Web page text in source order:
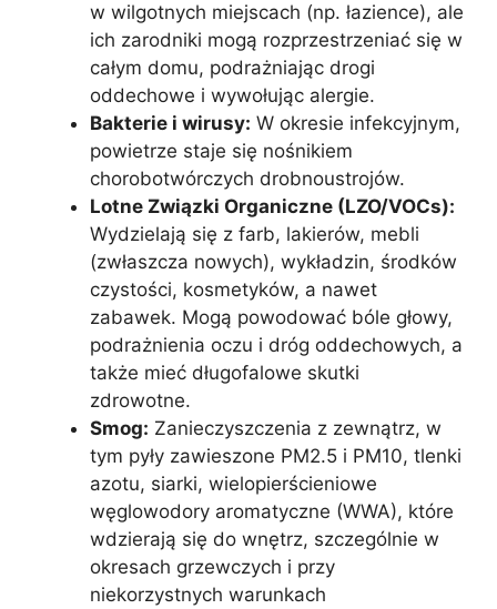
w wilgotnych miejscach (np. łazience), ale
ich zarodniki mogą rozprzestrzeniać się w
całym domu, podrażniając drogi
oddechowe i wywołując alergie.
Bakterie i wirusy: W okresie infekcyjnym,
powietrze staje się nośnikiem
chorobotwórczych drobnoustrojów.
Lotne Związki Organiczne (LZO/VOCs):
Wydzielają się z farb, lakierów, mebli
(zwłaszcza nowych), wykładzin, środków
czystości, kosmetyków, a nawet
zabawek. Mogą powodować bóle głowy,
podrażnienia oczu i dróg oddechowych, a
także mieć długofalowe skutki
zdrowotne.
Smog: Zanieczyszczenia z zewnątrz, w
tym pyły zawieszone PM2.5 i PM10, tlenki
azotu, siarki, wielopierścieniowe
węglowodory aromatyczne (WWA), które
wdzierają się do wnętrz, szczególnie w
okresach grzewczych i przy
niekorzystnych warunkach